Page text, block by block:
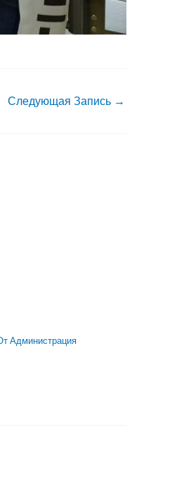
Следующая Запись →
Администрация